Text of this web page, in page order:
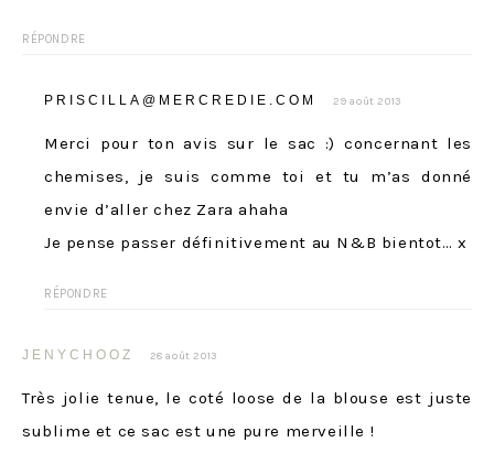
RÉPONDRE
PRISCILLA@MERCREDIE.COM 29 août 2013
Merci pour ton avis sur le sac :) concernant les
chemises, je suis comme toi et tu m’as donné
envie d’aller chez Zara ahaha
Je pense passer définitivement au N&B bientot… x
RÉPONDRE
JENYCHOOZ 28 août 2013
Très jolie tenue, le coté loose de la blouse est juste
sublime et ce sac est une pure merveille !